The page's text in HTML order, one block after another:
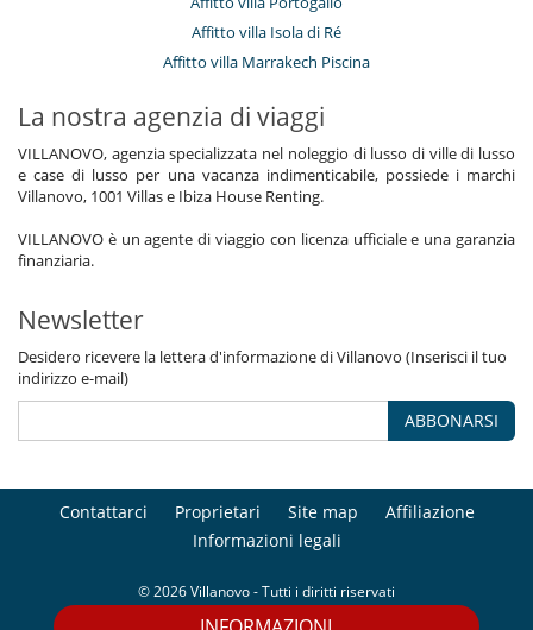
Affitto villa Isola di Ré
Affitto villa Marrakech Piscina
La nostra agenzia di viaggi
VILLANOVO, agenzia specializzata nel noleggio di lusso di ville di lusso
e case di lusso per una vacanza indimenticabile, possiede i marchi
Villanovo, 1001 Villas e Ibiza House Renting.
VILLANOVO è un agente di viaggio con licenza ufficiale e una garanzia
finanziaria.
Newsletter
Desidero ricevere la lettera d'informazione di Villanovo (Inserisci il tuo
indirizzo e-mail)
ABBONARSI
Contattarci Proprietari Site map
Affiliazione
Informazioni legali
© 2026 Villanovo - Tutti i diritti riservati